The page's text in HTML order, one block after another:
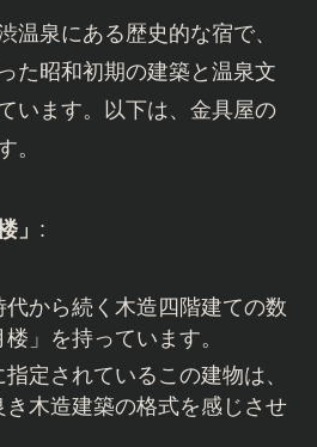
温泉にある歴史的な宿で、
た昭和初期の建築と温泉文
います。以下は、金具屋の
。
」 :
から続く木造四階建ての数
」を持っています。
定されているこの建物は、
木造建築の格式を感じさせ